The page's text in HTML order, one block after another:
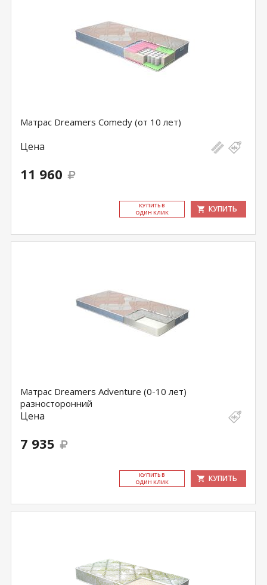
Матрас Dreamers Comedy (от 10 лет)
Цена
11 960
КУ­ПИТЬ В
ОДИН КЛИК
КУПИТЬ
Матрас Dreamers Adventure (0-10 лет)
разносторонний
Цена
7 935
КУ­ПИТЬ В
ОДИН КЛИК
КУПИТЬ